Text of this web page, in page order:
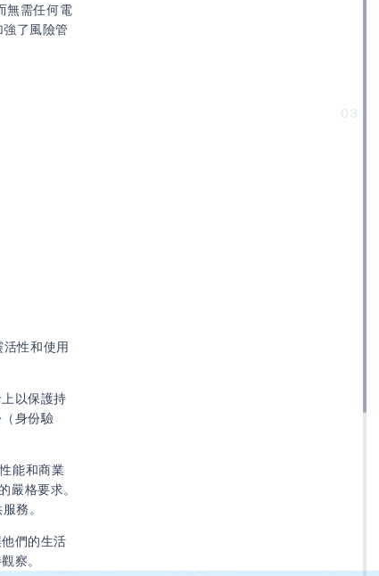
03
無需任何電
了風險管
性和使用
以保護持
身份驗
能和商業
嚴格要求。
務。
們的生活
察。